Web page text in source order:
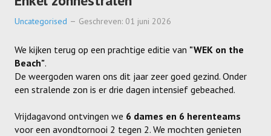
Talents
Jongens U11-A
Jongens U11-B
Jongens U11-C
Uncategorised Geschreven: 01 juni 2026
We kijken terug op een prachtige editie van "WEK on the
Beach".
De weergoden waren ons dit jaar zeer goed gezind. Onder
een stralende zon is er drie dagen intensief gebeached.
Vrijdagavond ontvingen we 6 dames en 6 herenteams
voor een avondtornooi 2 tegen 2. We mochten genieten